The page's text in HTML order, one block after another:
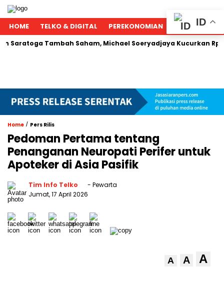
HOME TELKO & DIGITAL PEREKONOMIAN NASIONAL
Saham, Michael Soeryadjaya Kucurkan Rp287 Juta
Home / Pers Rilis
Pedoman Pertama tentang
Penanganan Neuropati Perifer untuk
Apoteker di Asia Pasifik
Tim Info Telko
- Pewarta
Jumat, 17 April 2026
A A A
ID